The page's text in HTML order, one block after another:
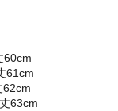
60cm
61cm
62cm
63cm